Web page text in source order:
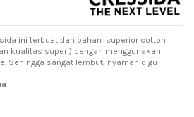
ini terbuat dari bahan superior cotton
kualitas super ) dengan menggunakan
Sehingga sangat lembut, nyaman digu